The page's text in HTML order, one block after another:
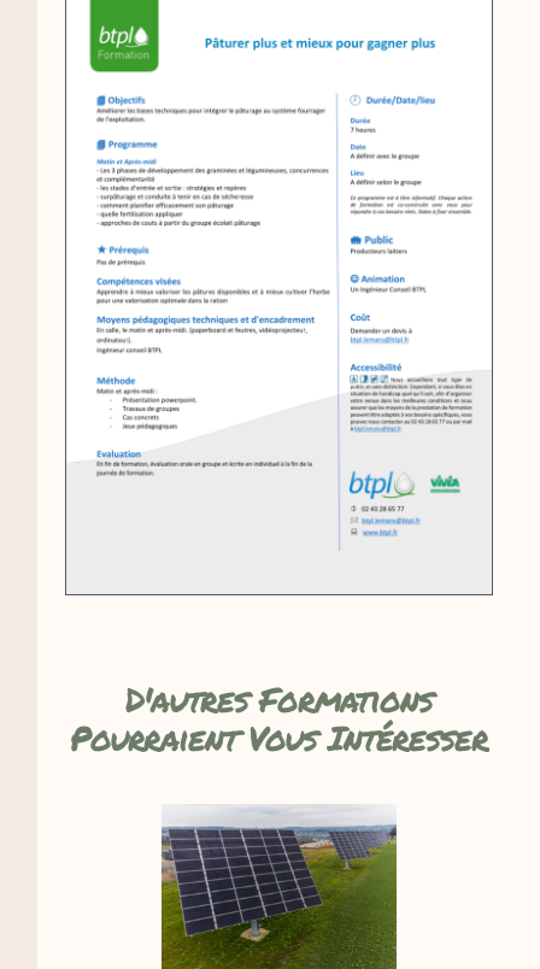
D'autres Formations
Pourraient Vous Intéresser